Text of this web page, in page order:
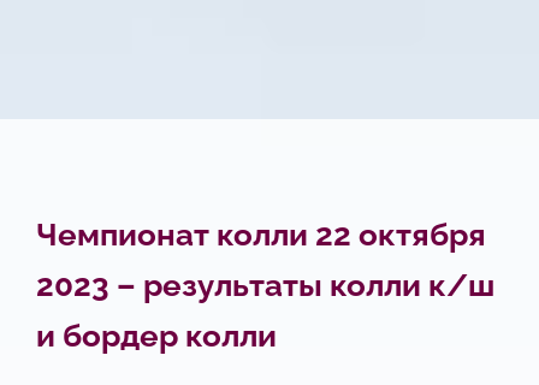
Чемпионат колли 22 октября
2023 – результаты колли к/ш
и бордер колли